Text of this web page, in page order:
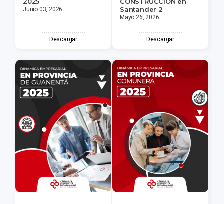
Junio 03, 2026
Descargar
Santander 2
Mayo 26, 2026
Descargar